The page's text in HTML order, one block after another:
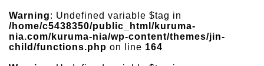
Warning: Undefined variable $tag in
/home/c5438350/public_html/kuruma-
nia.com/kuruma-nia/wp-content/themes/jin-
child/functions.php on line 164